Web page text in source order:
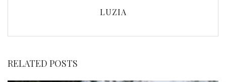
LUZIA
RELATED POSTS